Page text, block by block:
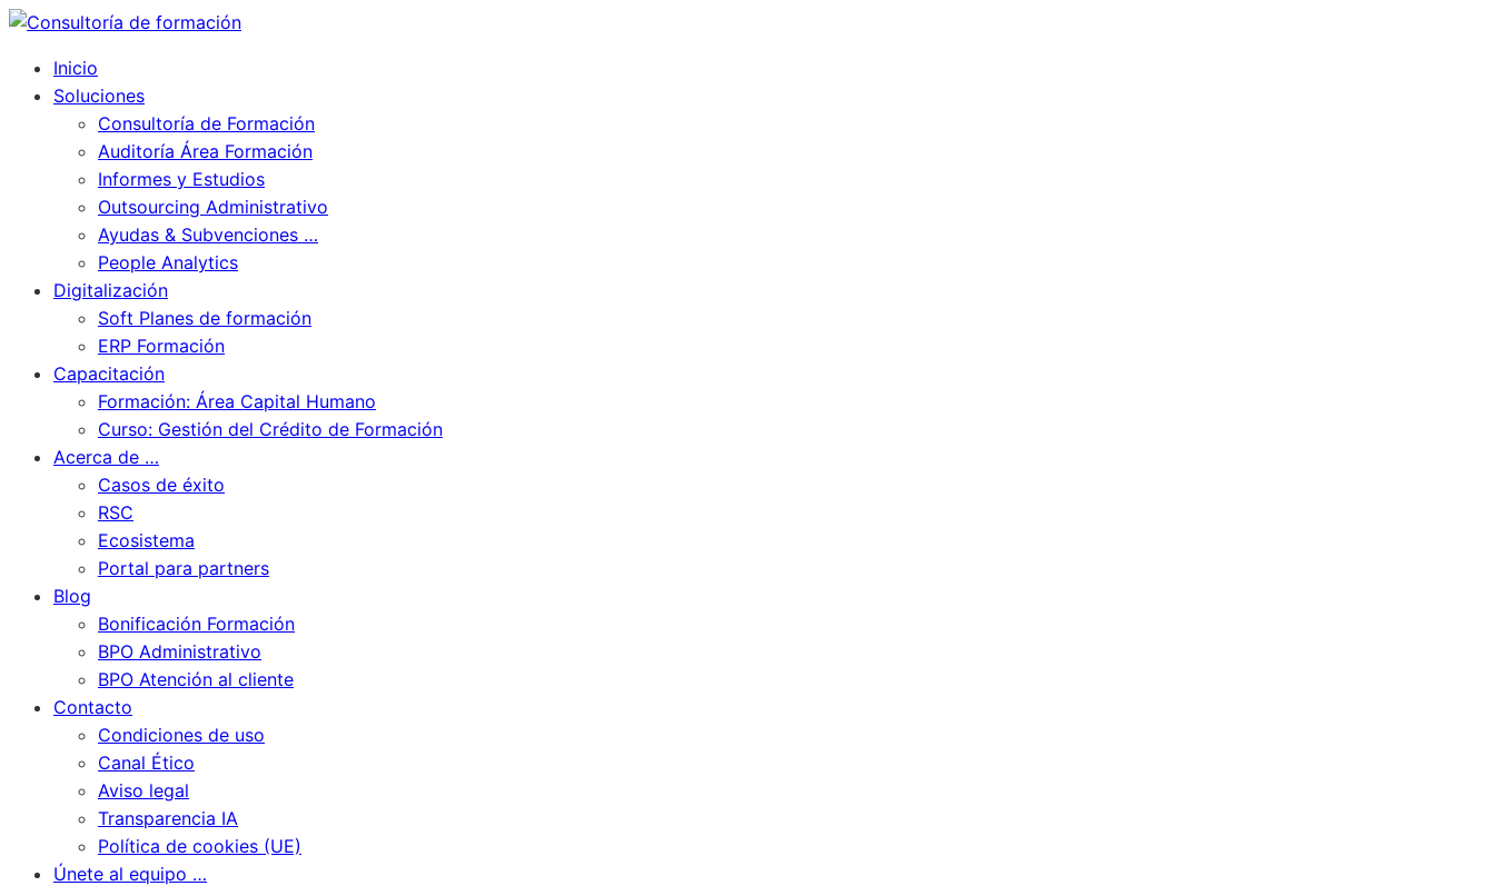
Inicio
Soluciones
Consultoría de Formación
Auditoría Área Formación
Informes y Estudios
Outsourcing Administrativo
Ayudas & Subvenciones …
People Analytics
Digitalización
Soft Planes de formación
ERP Formación
Capacitación
Formación: Área Capital Humano
Curso: Gestión del Crédito de Formación
Acerca de …
Casos de éxito
RSC
Ecosistema
Portal para partners
Blog
Bonificación Formación
BPO Administrativo
BPO Atención al cliente
Contacto
Condiciones de uso
Canal Ético
Aviso legal
Transparencia IA
Política de cookies (UE)
Únete al equipo …